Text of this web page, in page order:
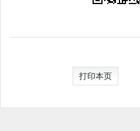
打印本页